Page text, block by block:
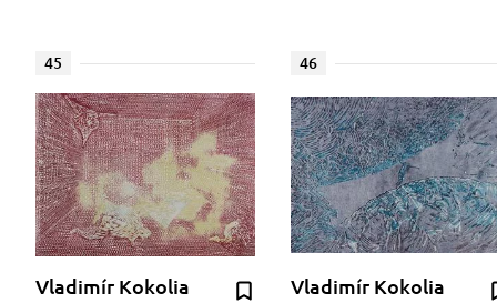
45
Vladimír Kokolia
46
Vladimír Kokolia